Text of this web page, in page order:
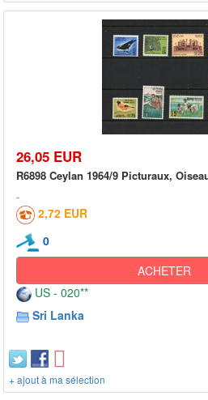
26,05 EUR
R6898 Ceylan 1964/9 Picturaux,
2,72 EUR
0
ACHETER
US - 020**
Sri Lanka
+ ajout à ma sélection